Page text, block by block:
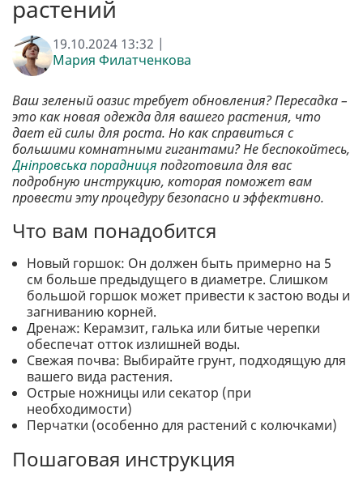
растений
19.10.2024 13:32 |
Мария Филатченкова
Ваш зеленый оазис требует обновления? Пересадка –
это как новая одежда для вашего растения, что
дает ей силы для роста. Но как справиться с
большими комнатными гигантами? Не беспокойтесь,
Дніпровська порадниця подготовила для вас
подробную инструкцию, которая поможет вам
провести эту процедуру безопасно и эффективно.
Что вам понадобится
Новый горшок: Он должен быть примерно на 5
см больше предыдущего в диаметре. Слишком
большой горшок может привести к застою воды и
загниванию корней.
Дренаж: Керамзит, галька или битые черепки
обеспечат отток излишней воды.
Свежая почва: Выбирайте грунт, подходящую для
вашего вида растения.
Острые ножницы или секатор (при
необходимости)
Перчатки (особенно для растений с колючками)
Пошаговая инструкция